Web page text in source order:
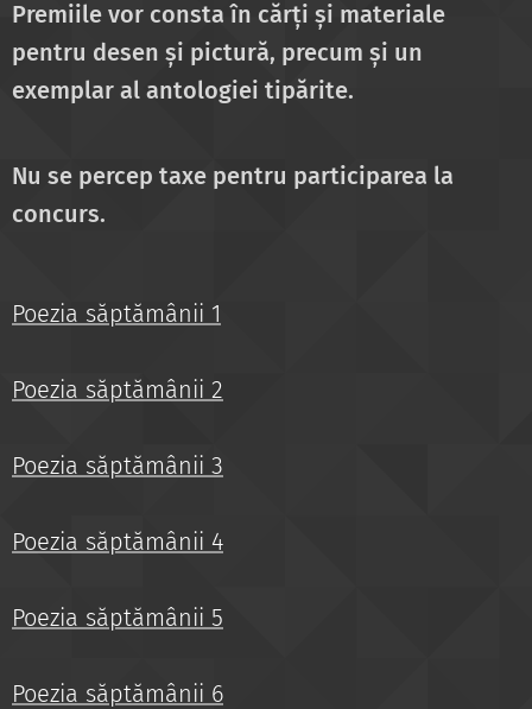
Premiile vor consta în cărți și materiale
pentru desen și pictură, precum și un
exemplar al antologiei tipărite.
Nu se percep taxe pentru participarea la
concurs.
Poezia săptămânii 1
Poezia săptămânii 2
Poezia săptămânii 3
Poezia săptămânii 4
Poezia săptămânii 5
Poezia săptămânii 6